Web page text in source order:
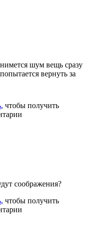
шум вещь сразу
вернуть за
, чтобы получить
соображения?
, чтобы получить